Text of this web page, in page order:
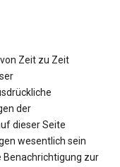
Zeit zu Zeit
der
dieser Seite
wesentlich sein
Benachrichtigung zur